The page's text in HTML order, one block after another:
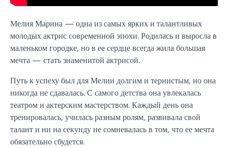
Мелия Марина — одна из самых ярких и талантливых
молодых актрис современной эпохи. Родилась и выросла в
маленьком городке, но в ее сердце всегда жила большая
мечта — стать знаменитой актрисой.
Путь к успеху был для Мелии долгим и тернистым, но она
никогда не сдавалась. С самого детства она увлекалась
театром и актерским мастерством. Каждый день она
тренировалась, училась разным ролям, развивала свой
талант и ни на секунду не сомневалась в том, что ее мечта
обязательно сбудется.